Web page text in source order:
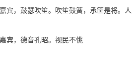
宾，鼓瑟吹笙。吹笙鼓簧，承筐是将。
宾，德音孔昭。视民不恌